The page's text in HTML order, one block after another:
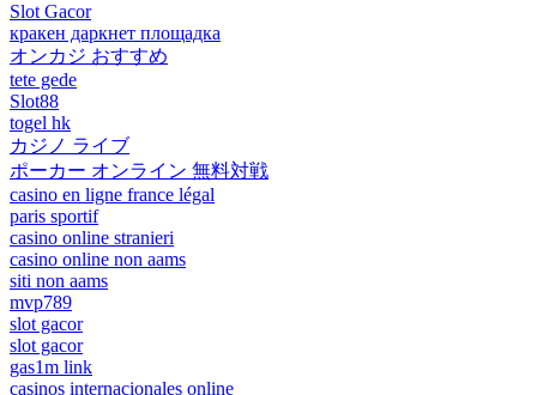
Slot Gacor
кракен даркнет площадка
オンカジ おすすめ
tete gede
Slot88
togel hk
カジノ ライブ
ポーカー オンライン 無料対戦
casino en ligne france légal
paris sportif
casino online stranieri
casino online non aams
siti non aams
mvp789
slot gacor
slot gacor
gas1m link
casinos internacionales online